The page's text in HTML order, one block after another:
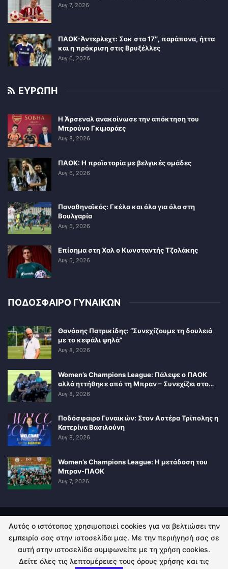
Αυγ 7, 2026
ΠΑΟΚ-Άντερλεχτ: Σοκ στα 17″, παράπονα, ήττα
και η πρόκριση στις Βρυξέλλες
Αυγ 6, 2026
ΕΥΡΩΠΗ
Η Άρσεναλ ανακοίνωσε την απόκτηση του
Μπρούνο Γκιμαράες
Αυγ 8, 2026
ΠΑΟΚ: Η προϊστορία με βελγικές ομάδες
Αυγ 6, 2026
Παναθηναϊκός: Γκέλα και όλα για όλα στη
Βουλγαρία
Αυγ 5, 2026
Επίσημα στη Χαλ ο Κωνσταντής Τζολάκης
Αυγ 5, 2026
ΠΟΔΟΣΦΑΙΡΟ ΓΥΝΑΙΚΩΝ
Θανάσης Πατρικίδης: “Συνεχίζουμε τη δουλειά
με το κεφάλι ψηλά”
Αυγ 8, 2026
Women’s Champions League: Πάλεψε ο ΠΑΟΚ
αλλά ηττήθηκε από τη Μπραν – Συνεχίζει στο…
Αυγ 8, 2026
Ποδόσφαιρο Γυναικών: Στον Αστέρα Τρίπολης η
Κατερίνα Βασιλούνη
Αυγ 8, 2026
Women’s Champions League: Η μετάδοση του
Μπραν-ΠΑΟΚ
Αυγ 7, 2026
ΠΟΛΙΤΙΚΗ ΑΠΟΡΡΗΤΟΥ ΕΠΙΚΟΙΝΩΝΙΑ
© 2026 - Kingsport.gr. All Rights Reserved.
Αυτός ο ιστότοπος χρησιμοποιεί cookies για να βελτιώσει την
εμπειρία σας στην ιστοσελίδα μας. Με την περιήγησή σας σε
αυτή στην ιστοσελίδα συμφωνείτε με τη χρήση cookies.
Δείτε όλες τις λεπτομέρειες τους όρους χρήσης και τις